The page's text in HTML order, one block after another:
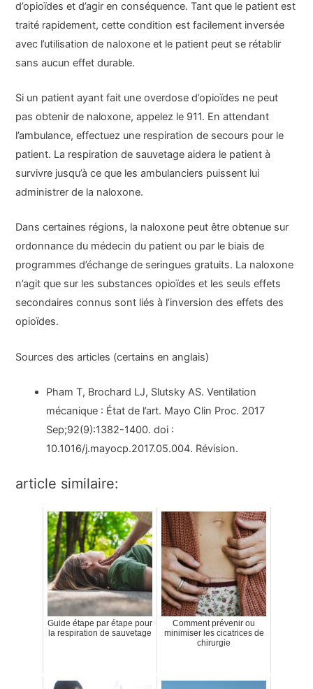
d’opioïdes et d’agir en conséquence. Tant que le patient est
traité rapidement, cette condition est facilement inversée
avec l’utilisation de naloxone et le patient peut se rétablir
sans aucun effet durable.
Si un patient ayant fait une overdose d’opioïdes ne peut
pas obtenir de naloxone, appelez le 911. En attendant
l’ambulance, effectuez une respiration de secours pour le
patient. La respiration de sauvetage aidera le patient à
survivre jusqu’à ce que les ambulanciers puissent lui
administrer de la naloxone.
Dans certaines régions, la naloxone peut être obtenue sur
ordonnance du médecin du patient ou par le biais de
programmes d’échange de seringues gratuits. La naloxone
n’agit que sur les substances opioïdes et les seuls effets
secondaires connus sont liés à l’inversion des effets des
opioïdes.
Sources des articles (certains en anglais)
Pham T, Brochard LJ, Slutsky AS. Ventilation
mécanique : État de l’art. Mayo Clin Proc. 2017
Sep;92(9):1382-1400. doi :
10.1016/j.mayocp.2017.05.004. Révision.
article similaire:
Guide étape par étape pour
la respiration de sauvetage
Comment prévenir ou
minimiser les cicatrices de
chirurgie